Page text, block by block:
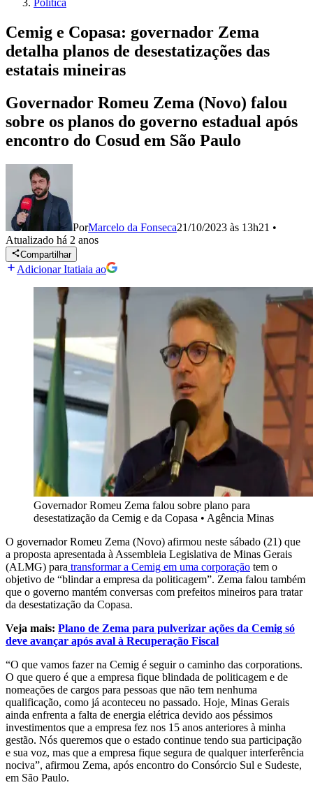
Política
Cemig e Copasa: governador Zema
detalha planos de desestatizações das
estatais mineiras
Governador Romeu Zema (Novo) falou
sobre os planos do governo estadual após
encontro do Cosud em São Paulo
PorMarcelo da Fonseca21/10/2023 às 13h21 •
Atualizado há 2 anos
Compartilhar
Adicionar Itatiaia ao
Governador Romeu Zema falou sobre plano para
desestatização da Cemig e da Copasa • Agência Minas
O governador Romeu Zema (Novo) afirmou neste sábado (21) que
a proposta apresentada à Assembleia Legislativa de Minas Gerais
(ALMG) para transformar a Cemig em uma corporação tem o
objetivo de “blindar a empresa da politicagem”. Zema falou também
que o governo mantém conversas com prefeitos mineiros para tratar
da desestatização da Copasa.
Veja mais: Plano de Zema para pulverizar ações da Cemig só
deve avançar após aval à Recuperação Fiscal
“O que vamos fazer na Cemig é seguir o caminho das corporations.
O que quero é que a empresa fique blindada de politicagem e de
nomeações de cargos para pessoas que não tem nenhuma
qualificação, como já aconteceu no passado. Hoje, Minas Gerais
ainda enfrenta a falta de energia elétrica devido aos péssimos
investimentos que a empresa fez nos 15 anos anteriores à minha
gestão. Nós queremos que o estado continue tendo sua participação
e sua voz, mas que a empresa fique segura de qualquer interferência
nociva”, afirmou Zema, após encontro do Consórcio Sul e Sudeste,
em São Paulo.